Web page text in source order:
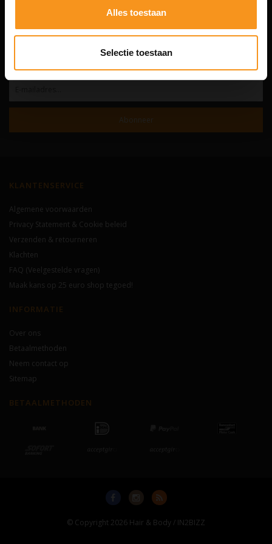
Alles toestaan
Selectie toestaan
De complete webshop voor haar- en lichaamsverzorging.
Abonneer
KLANTENSERVICE
Algemene voorwaarden
Privacy Statement & Cookie beleid
Verzenden & retourneren
Klachten
FAQ (Veelgestelde vragen)
Maak kans op 25 euro shop tegoed!
INFORMATIE
Over ons
Betaalmethoden
Neem contact op
Sitemap
BETAALMETHODEN
© Copyright 2026 Hair & Body / IN2BIZZ